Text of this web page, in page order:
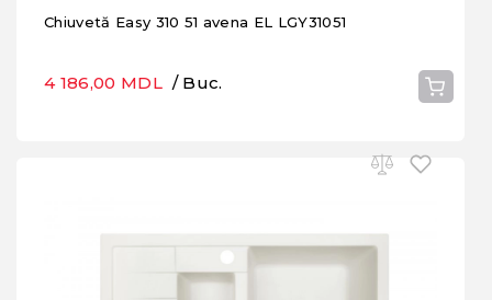
Chiuvetă Easy 310 51 avena EL LGY31051
4 186,00 MDL / Buc.